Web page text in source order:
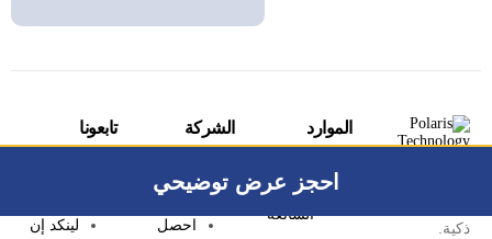
احجز عرض توضيحي
ذكية.
الموارد
المدونة
الأسئلة
الشائعة
الشركة
اتصل بنا
الأسعار
احصل
تابعونا
فيسبوك
لينكد إن